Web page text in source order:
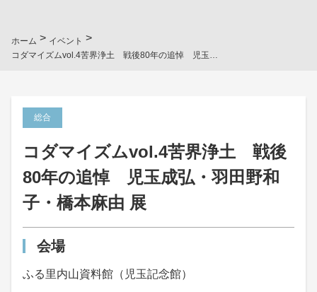
ホーム > イベント >
コダマイズムvol.4苦界浄土 戦後80年の追悼 児玉成弘・羽田野和子・橋本麻由 展
総合
コダマイズムvol.4苦界浄土 戦後
80年の追悼 児玉成弘・羽田野和
子・橋本麻由 展
会場
ふる里内山資料館（児玉記念館）